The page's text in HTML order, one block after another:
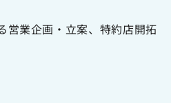
営業企画・立案、特約店開拓